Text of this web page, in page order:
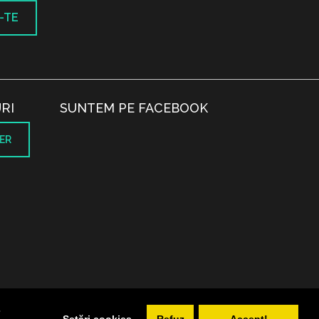
TE
SUNTEM PE FACEBOOK